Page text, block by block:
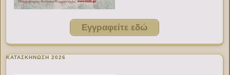
Εγγραφείτε εδώ
ΚΑΤΑΣΚΗΝΩΣΗ 2026